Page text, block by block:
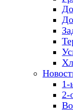
1-
2-